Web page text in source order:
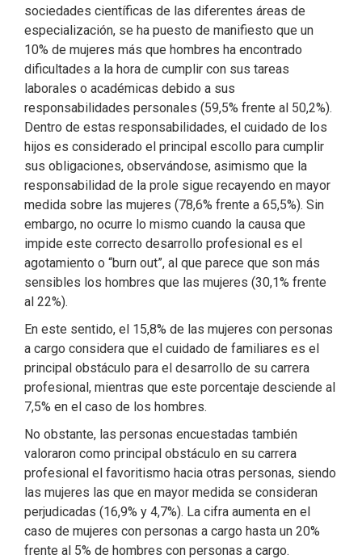
sociedades científicas de las diferentes áreas de
especialización, se ha puesto de manifiesto que un
10% de mujeres más que hombres ha encontrado
dificultades a la hora de cumplir con sus tareas
laborales o académicas debido a sus
responsabilidades personales (59,5% frente al 50,2%).
Dentro de estas responsabilidades, el cuidado de los
hijos es considerado el principal escollo para cumplir
sus obligaciones, observándose, asimismo que la
responsabilidad de la prole sigue recayendo en mayor
medida sobre las mujeres (78,6% frente a 65,5%). Sin
embargo, no ocurre lo mismo cuando la causa que
impide este correcto desarrollo profesional es el
agotamiento o “burn out”, al que parece que son más
sensibles los hombres que las mujeres (30,1% frente
al 22%).
En este sentido, el 15,8% de las mujeres con personas
a cargo considera que el cuidado de familiares es el
principal obstáculo para el desarrollo de su carrera
profesional, mientras que este porcentaje desciende al
7,5% en el caso de los hombres.
No obstante, las personas encuestadas también
valoraron como principal obstáculo en su carrera
profesional el favoritismo hacia otras personas, siendo
las mujeres las que en mayor medida se consideran
perjudicadas (16,9% y 4,7%). La cifra aumenta en el
caso de mujeres con personas a cargo hasta un 20%
frente al 5% de hombres con personas a cargo.